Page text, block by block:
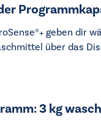
geben dir
über das
3 kg